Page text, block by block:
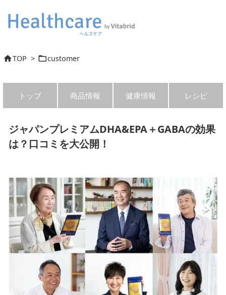
TOP > customer
トップ 商品情報 健康情報 レシピ
ジャパンプレミアムDHA&EPA＋GABAの効果
は？口コミを大公開！